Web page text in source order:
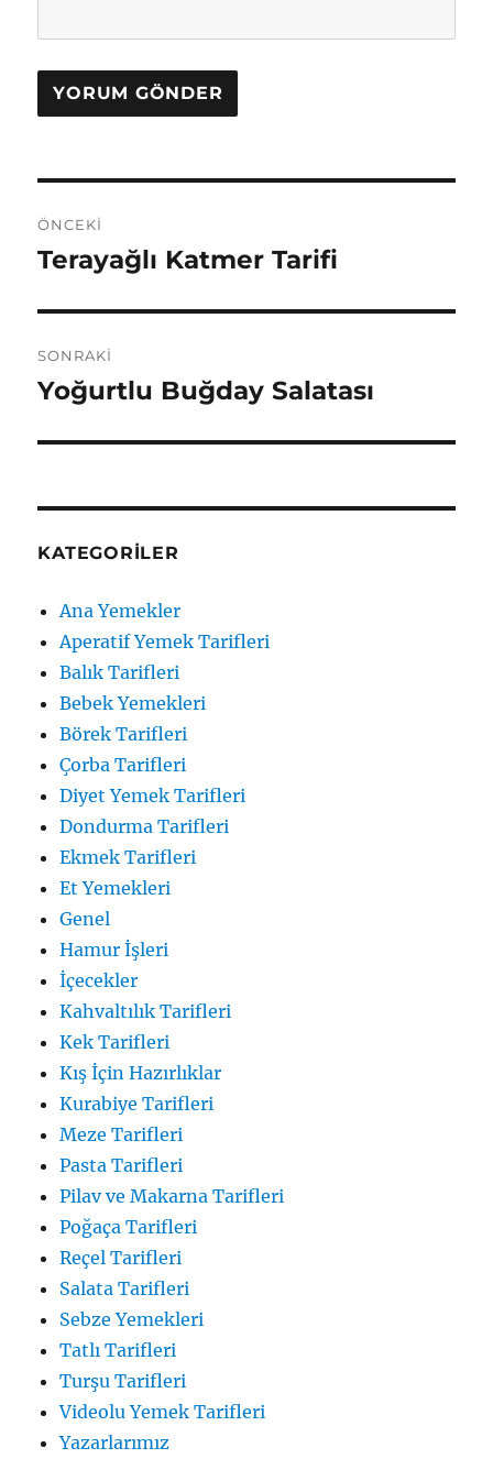
gezinmesi
ÖNCEKI
Önceki
Terayağlı Katmer Tarifi
SONRAKI
Sonraki
Yoğurtlu Buğday Salatası
KATEGORILER
Ana Yemekler
Aperatif Yemek Tarifleri
Balık Tarifleri
Bebek Yemekleri
Börek Tarifleri
Çorba Tarifleri
Diyet Yemek Tarifleri
Dondurma Tarifleri
Ekmek Tarifleri
Et Yemekleri
Genel
Hamur İşleri
İçecekler
Kahvaltılık Tarifleri
Kek Tarifleri
Kış İçin Hazırlıklar
Kurabiye Tarifleri
Meze Tarifleri
Pasta Tarifleri
Pilav ve Makarna Tarifleri
Poğaça Tarifleri
Reçel Tarifleri
Salata Tarifleri
Sebze Yemekleri
Tatlı Tarifleri
Turşu Tarifleri
Videolu Yemek Tarifleri
Yazarlarımız